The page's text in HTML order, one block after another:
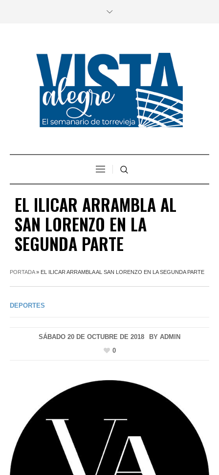
EL ILICAR ARRAMBLA AL
SAN LORENZO EN LA
SEGUNDA PARTE
PORTADA» EL ILICAR ARRAMBLA AL SAN LORENZO EN LA SEGUNDA PARTE
DEPORTES
SÁBADO 20 DE OCTUBRE DE 2018 BY ADMIN
0